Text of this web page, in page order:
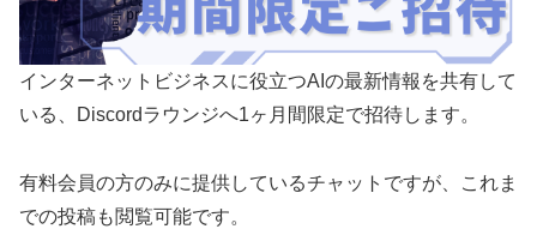
インターネットビジネスに役立つAIの最新情報を共有して
いる、Discordラウンジへ1ヶ月間限定で招待します。
有料会員の方のみに提供しているチャットですが、これま
での投稿も閲覧可能です。